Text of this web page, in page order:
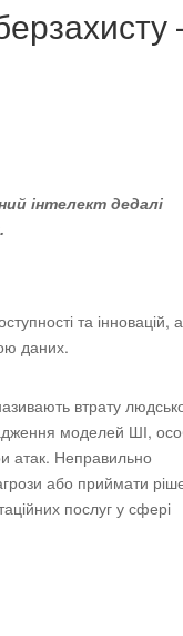
інтелект дедалі
та інновацій,
даних.
втрату
моделей ШІ,
атак. Неправильно
або приймати
послуг у сфері